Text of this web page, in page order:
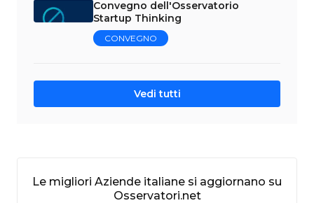
Convegno dell'Osservatorio
Startup Thinking
CONVEGNO
Vedi tutti
Le migliori Aziende italiane si aggiornano su
Osservatori.net